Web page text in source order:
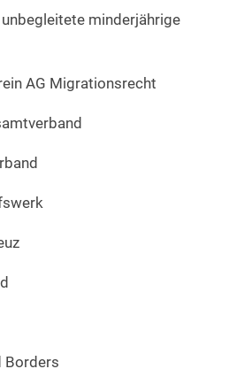
minderjährige
AG Migrationsrecht
Borders